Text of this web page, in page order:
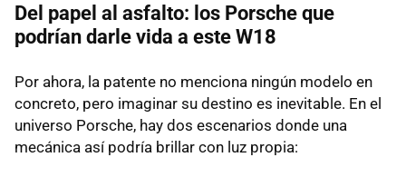
Del papel al asfalto: los Porsche que
podrían darle vida a este W18
Por ahora, la patente no menciona ningún modelo en
concreto, pero imaginar su destino es inevitable. En el
universo Porsche, hay dos escenarios donde una
mecánica así podría brillar con luz propia: